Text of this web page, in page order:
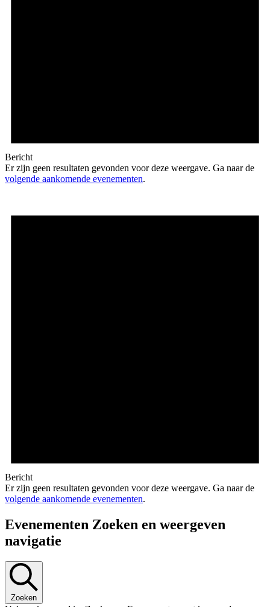
Bericht
Er zijn geen resultaten gevonden voor deze weergave. Ga naar de
volgende aankomende evenementen.
Bericht
Er zijn geen resultaten gevonden voor deze weergave. Ga naar de
volgende aankomende evenementen.
Evenementen Zoeken en weergeven
navigatie
Zoeken